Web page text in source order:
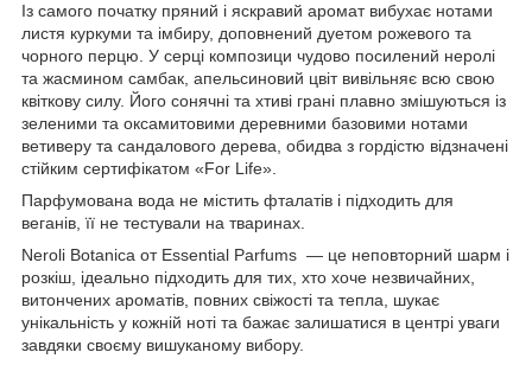
Із самого початку пряний і яскравий аромат вибухає нотами
листя куркуми та імбиру, доповнений дуетом рожевого та
чорного перцю. У серці композици чудово посилений неролі
та жасмином самбак, апельсиновий цвіт вивільняє всю свою
квіткову силу. Його сонячні та хтиві грані плавно змішуються із
зеленими та оксамитовими деревними базовими нотами
ветиверу та сандалового дерева, обидва з гордістю відзначені
стійким сертифікатом «For Life».
Парфумована вода не містить фталатів і підходить для
веганів, її не тестували на тваринах.
Neroli Botanica от Essential Parfums — це неповторний шарм і
розкіш, ідеально підходить для тих, хто хоче незвичайних,
витончених ароматів, повних свіжості та тепла, шукає
унікальність у кожній ноті та бажає залишатися в центрі уваги
завдяки своєму вишуканому вибору.